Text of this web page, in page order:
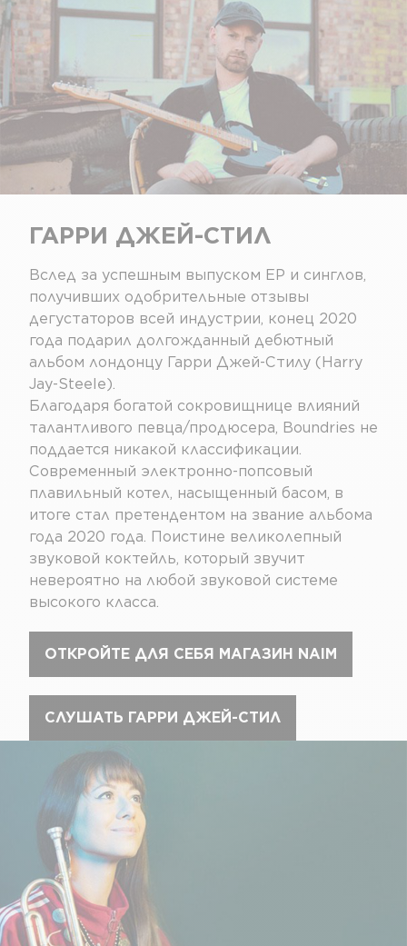
ГАРРИ ДЖЕЙ-СТИЛ
Вслед за успешным выпуском EP и синглов,
получивших одобрительные отзывы
дегустаторов всей индустрии, конец 2020
года подарил долгожданный дебютный
альбом лондонцу Гарри Джей-Стилу (Harry
Jay-Steele).
Благодаря богатой сокровищнице влияний
талантливого певца/продюсера, Boundries не
поддается никакой классификации.
Современный электронно-попсовый
плавильный котел, насыщенный басом, в
итоге стал претендентом на звание альбома
года 2020 года. Поистине великолепный
звуковой коктейль, который звучит
невероятно на любой звуковой системе
высокого класса.
ОТКРОЙТЕ ДЛЯ СЕБЯ МАГАЗИН NAIM
СЛУШАТЬ ГАРРИ ДЖЕЙ-СТИЛ